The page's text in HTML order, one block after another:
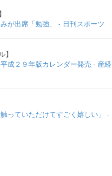
が出席「勉強」 - 日刊スポーツ
成２９年版カレンダー発売 - 産経
っていただけてすごく嬉しい」 -